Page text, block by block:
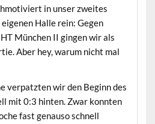
in unser zweites
Halle rein: Gegen
München II gingen wir als
Aber hey, warum nicht mal
verpatzten wir den Beginn des
mit 0:3 hinten. Zwar konnten
fast genauso schnell